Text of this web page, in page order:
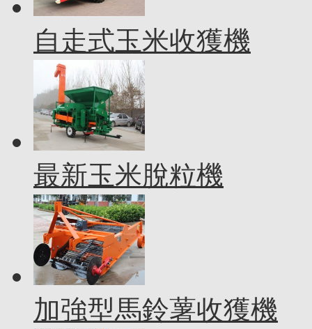
自走式玉米收獲機
最新玉米脫粒機
加強型馬鈴薯收獲機